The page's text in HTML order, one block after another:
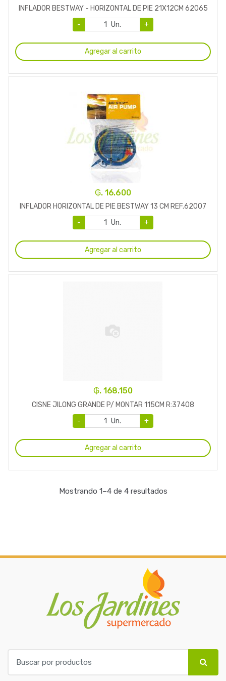
INFLADOR BESTWAY - HORIZONTAL DE PIE 21X12CM 62065
-
Un. +
Agregar al carrito
₲. 16.600
INFLADOR HORIZONTAL DE PIE BESTWAY 13 CM REF.62007
-
Un. +
Agregar al carrito
₲. 168.150
CISNE JILONG GRANDE P/ MONTAR 115CM R:37408
-
Un. +
Agregar al carrito
Mostrando 1–4 de 4 resultados